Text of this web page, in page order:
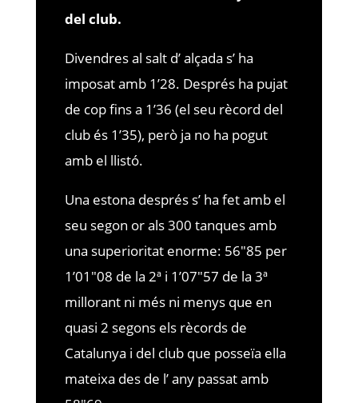
del club.
Divendres al salt d’ alçada s’ ha
imposat amb 1’28. Després ha pujat
de cop fins a 1’36 (el seu rècord del
club és 1’35), però ja no ha pogut
amb el llistó.
Una estona després s’ ha fet amb el
seu segon or als 300 tanques amb
una superioritat enorme: 56″85 per
1’01″08 de la 2ª i 1’07″57 de la 3ª
millorant ni més ni menys que en
quasi 2 segons els rècords de
Catalunya i del club que posseïa ella
mateixa des de l’ any passat amb